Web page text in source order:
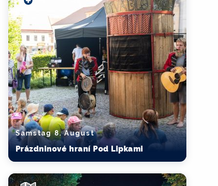
Samstag 8. August
Prázdninové hraní Pod Lipkami